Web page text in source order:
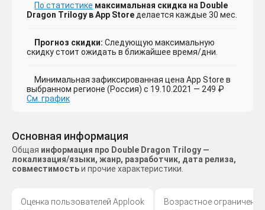
По статистике максимальная скидка на Double
Dragon Trilogy в App Storeделается каждые 30 мес.
Прогноз скидки: Следующую максимальную
скидку стоит ожидать в ближайшее время/дни.
Минимальная зафиксированная цена App Store в
выбранном регионе (Россия) с 19.10.2021 — 249 ₽
См. график
Основная информация
Общая информация про Double Dragon Trilogy —
локализация/языки, жанр, разработчик, дата релиза,
совместимостьи прочие характеристики.
Оценка пользователей Applook
Возрастное ограничение